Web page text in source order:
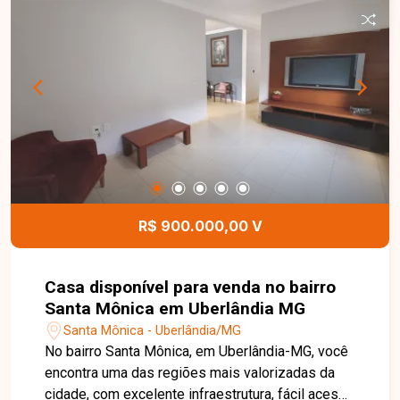
composta por 02 quartos, sala, cozinha, banheiro
e área de serviço, proporcionando uma excelente
opção para acomodar familiares ou gerar renda
para quem busca um imóvel amplo, versátil e
bem localizado no bairro Jardim Canaã. Agende
uma visita e venha conhecer todos os detalhes
desta casa.
R$ 900.000,00 V
Casa disponível para venda no bairro
Santa Mônica em Uberlândia MG
Santa Mônica - Uberlândia/MG
No bairro Santa Mônica, em Uberlândia-MG, você
encontra uma das regiões mais valorizadas da
cidade, com excelente infraestrutura, fácil acesso